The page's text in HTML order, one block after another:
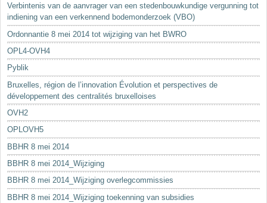
Verbintenis van de aanvrager van een stedenbouwkundige vergunning tot
indiening van een verkennend bodemonderzoek (VBO)
Ordonnantie 8 mei 2014 tot wijziging van het BWRO
OPL4-OVH4
Pyblik
Bruxelles, région de l’innovation Évolution et perspectives de
développement des centralités bruxelloises
OVH2
OPLOVH5
BBHR 8 mei 2014
BBHR 8 mei 2014_Wijziging
BBHR 8 mei 2014_Wijziging overlegcommissies
BBHR 8 mei 2014_Wijziging toekenning van subsidies